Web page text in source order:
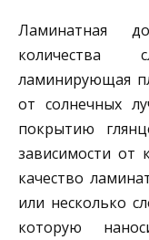
Ламинатная
количества
ламинирующая
от солнечных
покрытию
зависимости от
качество
или несколько
которую